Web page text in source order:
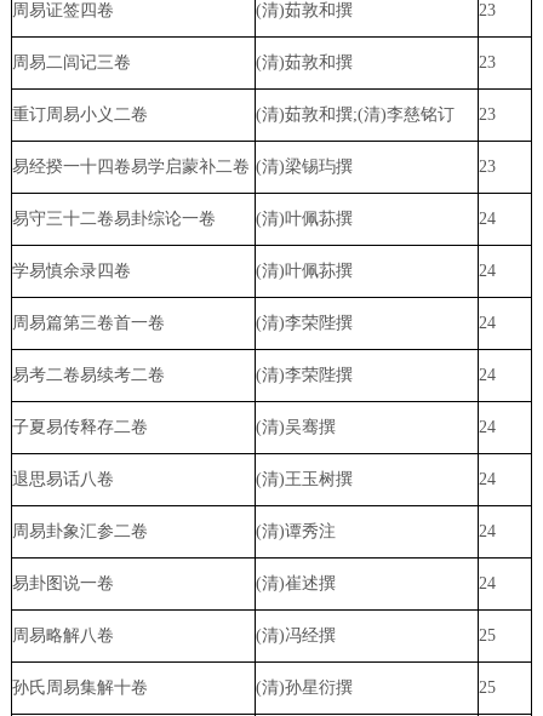
周易证签四卷 (清)茹敦和撰 23
周易二闾记三卷 (清)茹敦和撰 23
重订周易小义二卷 (清)茹敦和撰;(清)李慈铭订 23
易经揆一十四卷易学启蒙补二卷 (清)梁锡玙撰 23
易守三十二卷易卦综论一卷 (清)叶佩荪撰 24
学易慎余录四卷 (清)叶佩荪撰 24
周易篇第三卷首一卷 (清)李荣陛撰 24
易考二卷易续考二卷 (清)李荣陛撰 24
子夏易传释存二卷 (清)吴骞撰 24
退思易话八卷 (清)王玉树撰 24
周易卦象汇参二卷 (清)谭秀注 24
易卦图说一卷 (清)崔述撰 24
周易略解八卷 (清)冯经撰 25
孙氏周易集解十卷 (清)孙星衍撰 25